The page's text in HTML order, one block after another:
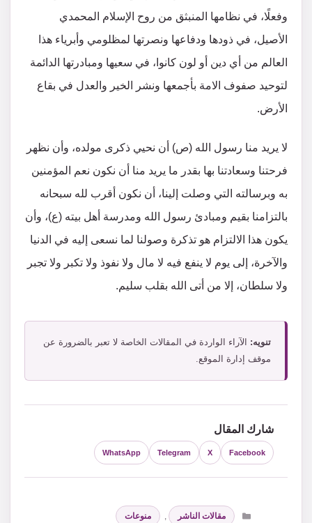
وفعلًا، في نظامها المنبثق من روح الإسلام المحمدي
الأصيل، في ذودها ودفاعها ونصرتها لمظلومي وأبرياء هذا
العالم من أي دين أو لون كانوا، في سعيها ومبادرتها الدائمة
لتوحيد صفوف الامة بأجمعها ونشر الخير والعدل في بقاع
الأرض.
لا يريد منا رسول الله (ص) أن نحيي ذكرى مولده، وأن نظهر
فرحتنا وسعادتنا بها بقدر ما يريد منا أن نكون نعم المؤمنين
به وبرسالته التي وصلت إلينا، أن نكون أقرب لله سبحانه
بالتزامنا بقيم ومبادئ رسول الله ومدرسة أهل بيته (ع)، وأن
يكون هذا الالتزام هو تذكرة وصولنا لما نسعى إليه في الدنيا
والآخرة، إلى يوم لا ينفع فيه لا مال ولا نفوذ ولا تكبر ولا تجبر
ولا سلطان، إلا من أتى الله بقلب سليم.
تنويه: الآراء الواردة في المقالات الخاصة لا تعبر بالضرورة عن
موقف إدارة الموقع.
شارك المقال
Facebook
X
Telegram
WhatsApp
التصنيفات
مقالات الناشر ,
منوعات